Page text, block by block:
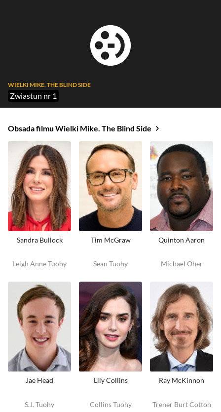
WIELKI MIKE. THE BLIND SIDE
Zwiastun nr 1
Obsada filmu Wielki Mike. The Blind Side
Sandra Bullock
Leigh Anne Tuohy
Tim McGraw
Sean Tuohy
Quinton Aaron
Michael Oher
Jae Head
S.J. Tuohy
Lily Collins
Collins Tuohy
Ray McKinnon
Trener Burt Cotton